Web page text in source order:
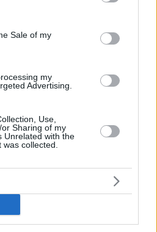
and its third-party tags to
purposes in below Google
Sale of my
my
Advertising.
Use,
Sharing of my
Unrelated with the
collected.
Το πρώτο μου και το